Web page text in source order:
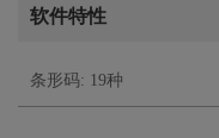
软件特性
条形码: 19种